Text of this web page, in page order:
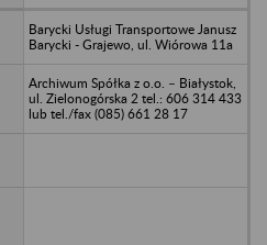
Barycki Usługi Transportowe Janusz
Barycki - Grajewo, ul. Wiórowa 11a
Archiwum Spółka z o.o. – Białystok,
ul. Zielonogórska 2 tel.: 606 314 433
lub tel./fax (085) 661 28 17